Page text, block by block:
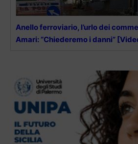
Anello ferroviario, l’urlo dei
Amari: “Chiederemo i danni”